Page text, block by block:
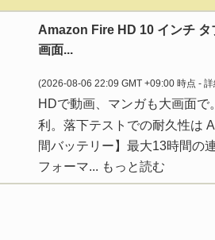
Amazon Fire HD 10 インチ
画面...
(2026-08-06 22:09 GMT +09:00 時点 - 詳
HDで動画、マンガも大画面
利。落下テストでの耐久性は
間バッテリー】最大13時間の
フォーマ... もっと読む